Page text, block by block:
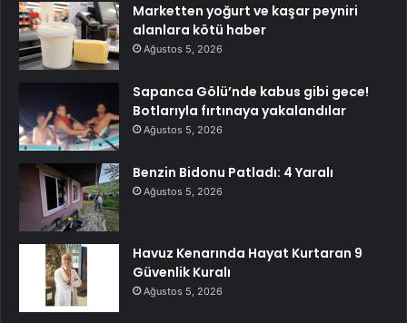
Marketten yoğurt ve kaşar peyniri
alanlara kötü haber
Ağustos 5, 2026
Sapanca Gölü’nde kabus gibi gece!
Botlarıyla fırtınaya yakalandılar
Ağustos 5, 2026
Benzin Bidonu Patladı: 4 Yaralı
Ağustos 5, 2026
Havuz Kenarında Hayat Kurtaran 9
Güvenlik Kuralı
Ağustos 5, 2026